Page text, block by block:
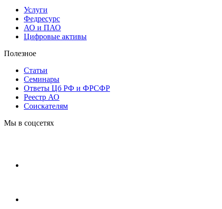
Услуги
Федресурс
АО и ПАО
Цифровые активы
Полезное
Статьи
Cеминары
Ответы Цб РФ и ФРСФР
Реестр АО
Соискателям
Мы в соцсетях